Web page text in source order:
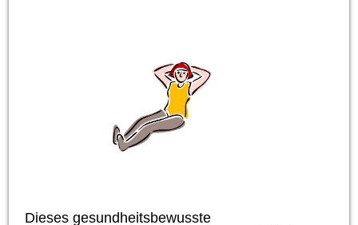
Dieses gesundheitsbewusste